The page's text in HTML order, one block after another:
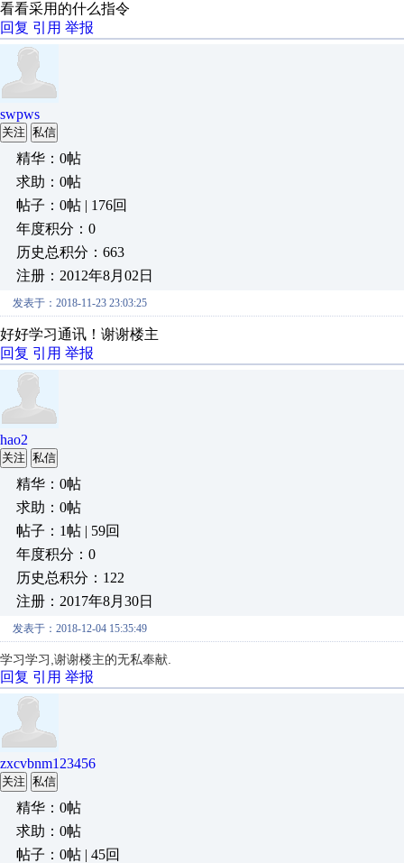
看看采用的什么指令
回复 引用 举报
swpws
关注 私信
精华：0帖
求助：0帖
帖子：0帖 | 176回
年度积分：0
历史总积分：663
注册：2012年8月02日
发表于：2018-11-23 23:03:25
好好学习通讯！谢谢楼主
回复 引用 举报
hao2
关注 私信
精华：0帖
求助：0帖
帖子：1帖 | 59回
年度积分：0
历史总积分：122
注册：2017年8月30日
发表于：2018-12-04 15:35:49
学习学习,谢谢楼主的无私奉献.
回复 引用 举报
zxcvbnm123456
关注 私信
精华：0帖
求助：0帖
帖子：0帖 | 45回